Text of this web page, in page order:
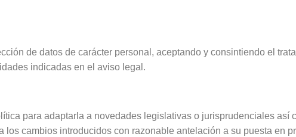
de datos de carácter personal, aceptando y consintiendo el
indicadas en el aviso legal.
para adaptarla a novedades legislativas o jurisprudenciales así
cambios introducidos con razonable antelación a su puesta en